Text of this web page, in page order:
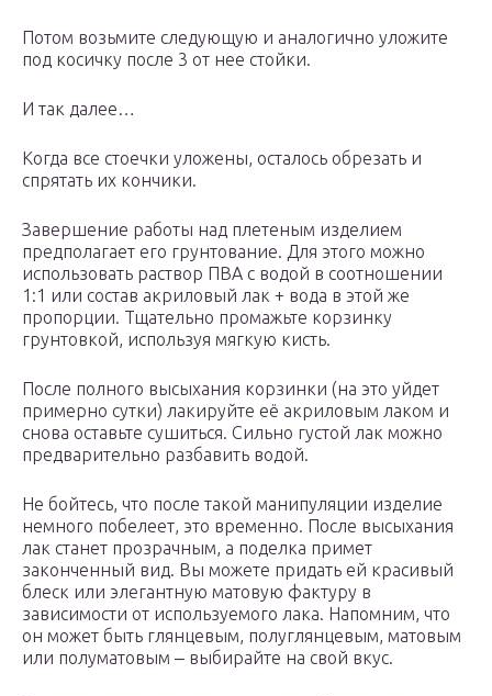
Потом возьмите следующую и аналогично уложите
под косичку после 3 от нее стойки.
И так далее…
Когда все стоечки уложены, осталось обрезать и
спрятать их кончики.
Завершение работы над плетеным изделием
предполагает его грунтование. Для этого можно
использовать раствор ПВА с водой в соотношении
1:1 или состав акриловый лак + вода в этой же
пропорции. Тщательно промажьте корзинку
грунтовкой, используя мягкую кисть.
После полного высыхания корзинки (на это уйдет
примерно сутки) лакируйте её акриловым лаком и
снова оставьте сушиться. Сильно густой лак можно
предварительно разбавить водой.
Не бойтесь, что после такой манипуляции изделие
немного побелеет, это временно. После высыхания
лак станет прозрачным, а поделка примет
законченный вид. Вы можете придать ей красивый
блеск или элегантную матовую фактуру в
зависимости от используемого лака. Напомним, что
он может быть глянцевым, полуглянцевым, матовым
или полуматовым ‒ выбирайте на свой вкус.